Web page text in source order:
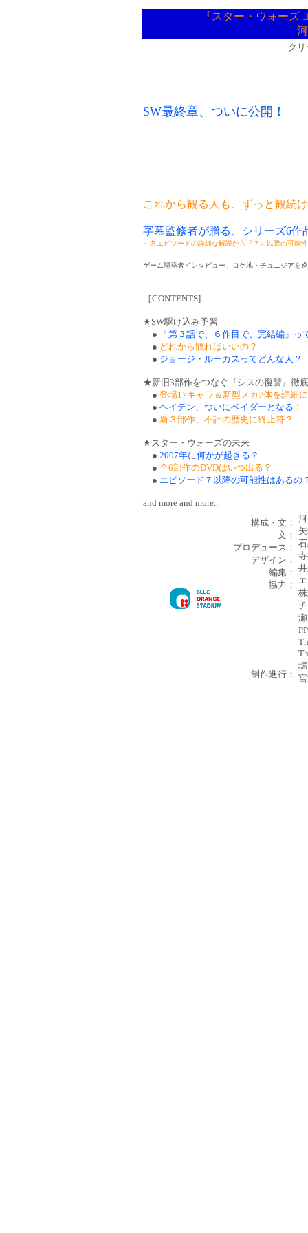
『スター・ウォー
SW最終章、ついに公開！
ク
これから観る人も、ずっと観続
字幕監修者が贈る、シリーズ6作
～各エピソードの詳細な解説から『７』以降の可能
ゲーム開発者インタビュー、ロケ地・チュニジアを
［CONTENTS]
★SW駆け込み予習
●
「第３話で、６作目で、完結編」っ
● どれから観ればいいの？
● ジョージ・ルーカスってどんな人？
★新旧3部作をつなぐ『シスの復讐』徹
● 登場17キャラ＆新型メカ7体を詳細
● ヘイデン、ついにベイダーとなる！
● 新３部作、不評の歴史に終止符？
★スター・ウォーズの未来
● 2007年に何かが起きる？
● 全6部作のDVDはいつ出る？
● エピソード７以降の可能性はあるの
and more and more...
構成・文：
文：
プロデュース：
デザイン：
編集：
協力：
制作進行：